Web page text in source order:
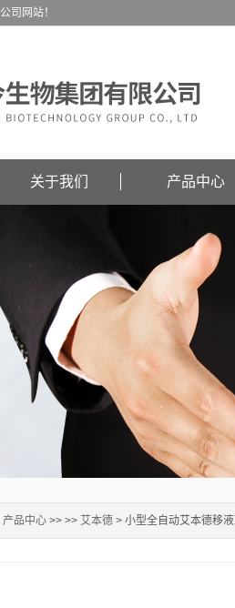
司网站！
关于我们 产品中心
产品中心 >> >> 艾本德 > 小型全自动艾本德移